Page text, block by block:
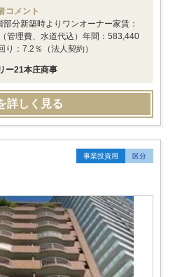
コメント
部分新築時よりワンオーナー家賃：
管理費、水道代込）年間：583,440
り：7.2％（法人契約）
ー21本庄商事
詳しく見る
事業投資用 区分